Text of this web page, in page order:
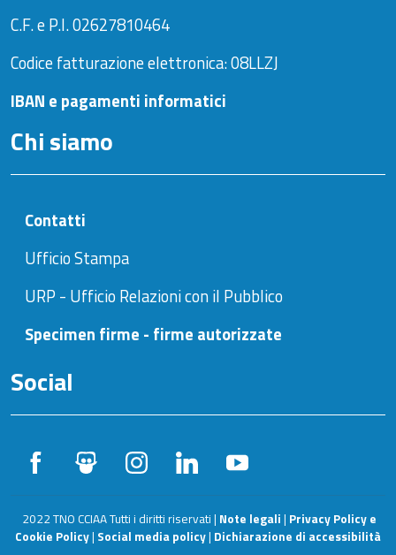
C.F. e P.I. 02627810464
Codice fatturazione elettronica: 08LLZJ
IBAN e pagamenti informatici
Chi siamo
Contatti
Ufficio Stampa
URP - Ufficio Relazioni con il Pubblico
Specimen firme - firme autorizzate
Social
2022 TNO CCIAA Tutti i diritti riservati | Note legali | Privacy Policy e
Cookie Policy| Social media policy| Dichiarazione di accessibilità